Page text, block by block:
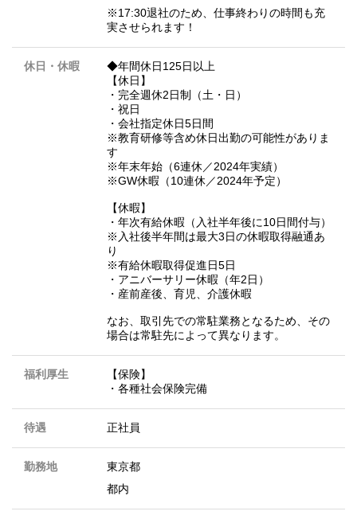
※17:30退社のため、仕事終わりの時間も充
実させられます！
休日・休暇
◆年間休日125日以上
【休日】
・完全週休2日制（土・日）
・祝日
・会社指定休日5日間
※教育研修等含め休日出勤の可能性がありま
す
※年末年始（6連休／2024年実績）
※GW休暇（10連休／2024年予定）
【休暇】
・年次有給休暇（入社半年後に10日間付与）
※入社後半年間は最大3日の休暇取得融通あ
り
※有給休暇取得促進日5日
・アニバーサリー休暇（年2日）
・産前産後、育児、介護休暇
なお、取引先での常駐業務となるため、その
場合は常駐先によって異なります。
福利厚生
【保険】
・各種社会保険完備
待遇 正社員
勤務地
東京都
都内